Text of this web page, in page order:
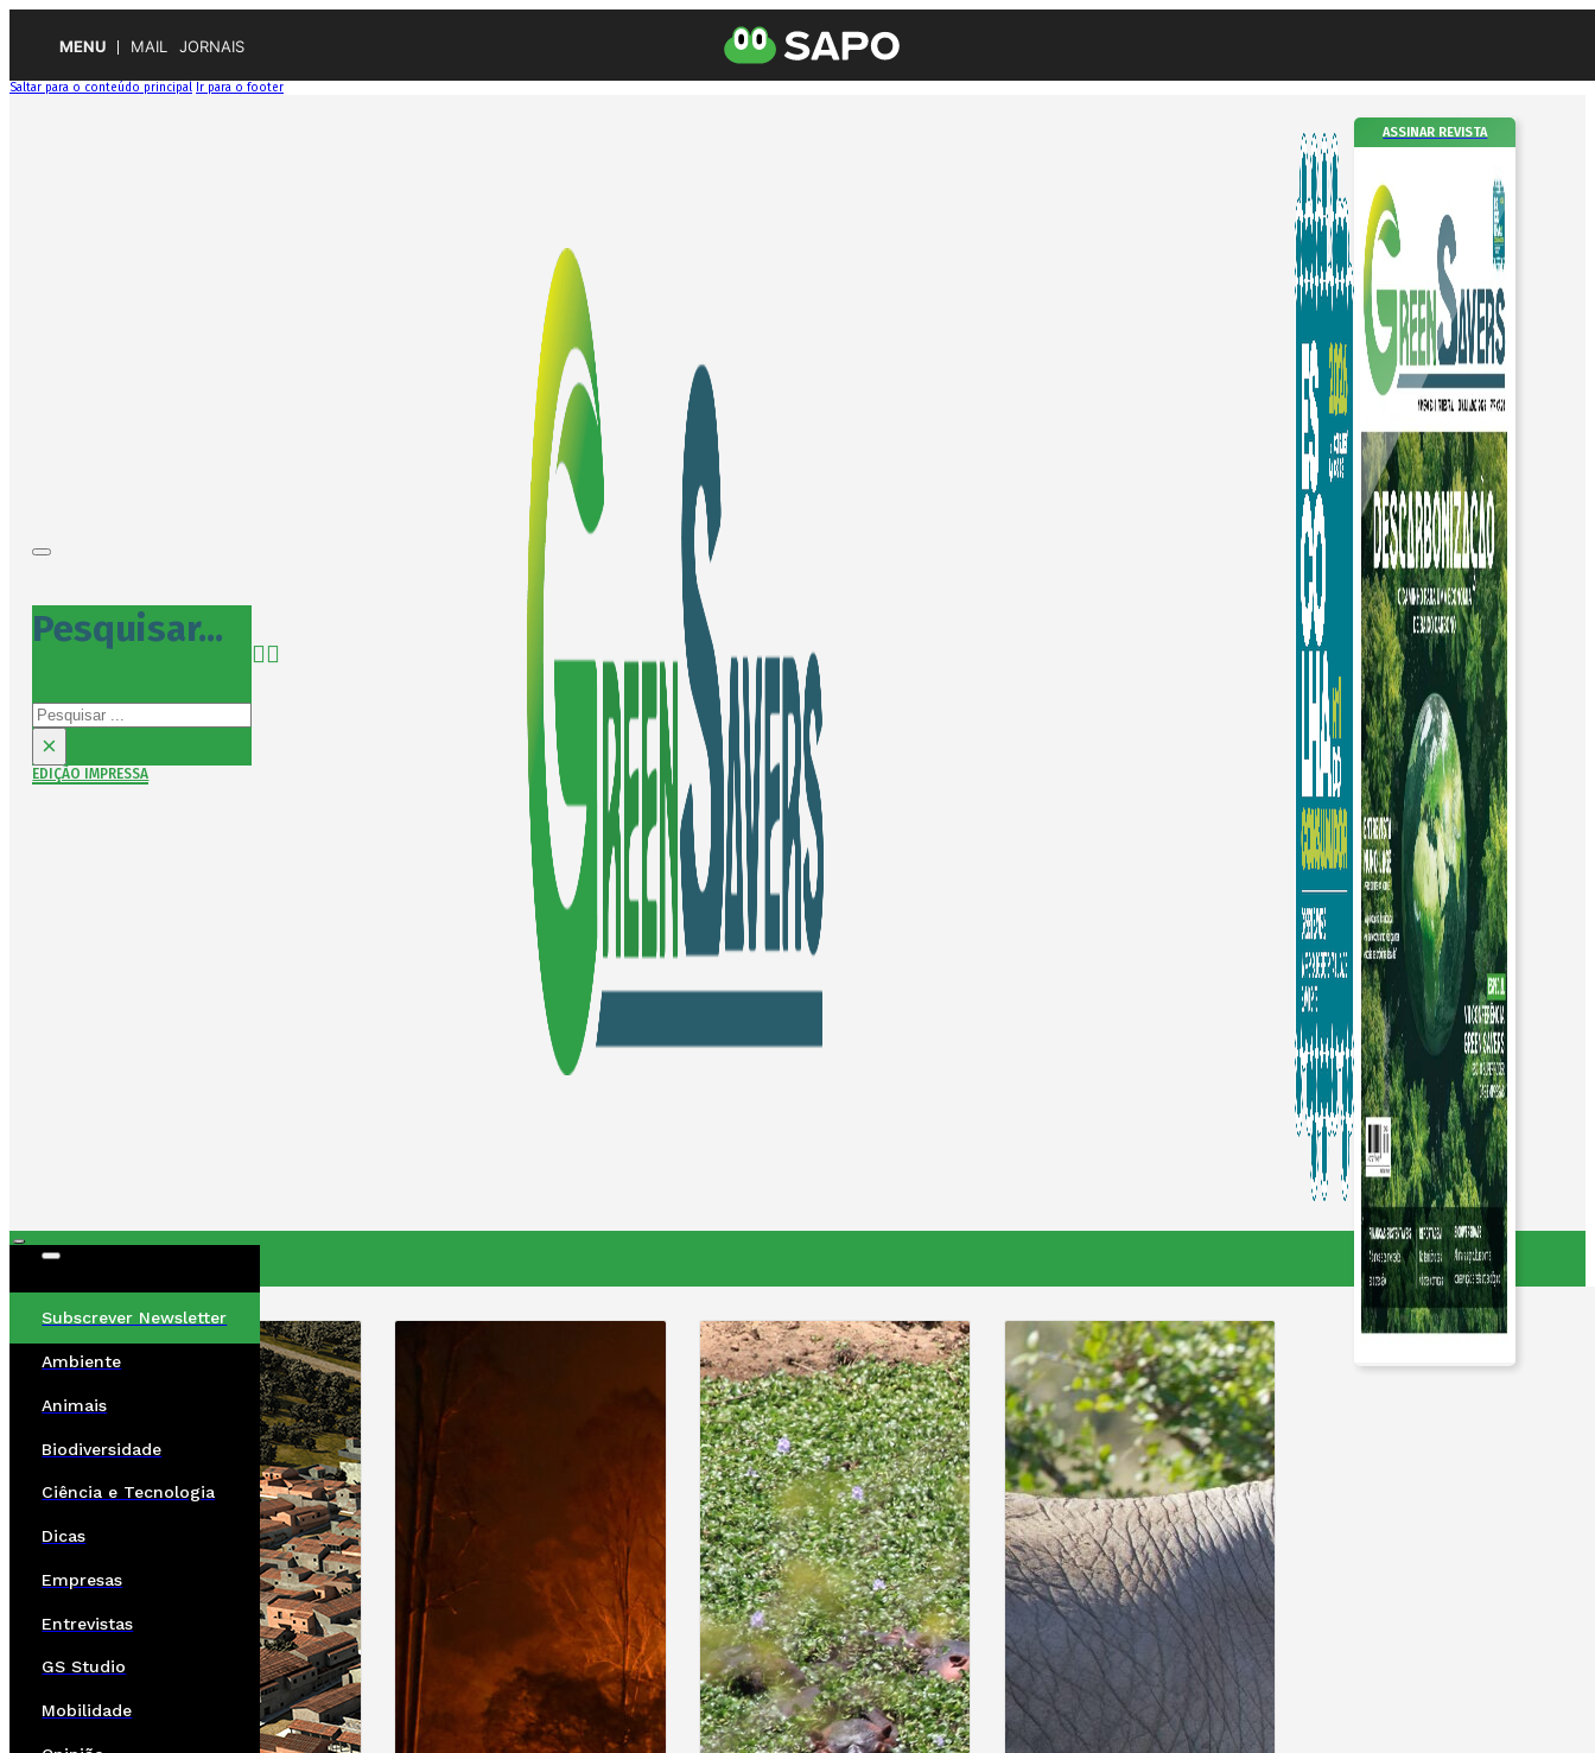
MENU MAIL JORNAIS
Saltar para o conteúdo principal Ir para o footer
Pesquisar...
Pesquisar
×
EDIÇÃO IMPRESSA
ASSINAR REVISTA
Subscrever Newsletter
Ambiente
Animais
Biodiversidade
Ciência e Tecnologia
Dicas
Empresas
Entrevistas
GS Studio
Mobilidade